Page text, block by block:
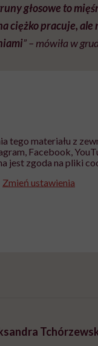
głosowe to
ciężko pracuje, ale
” – mówiła w
tego materiału z
Facebook,
jest zgoda na pliki
Zmień ustawienia